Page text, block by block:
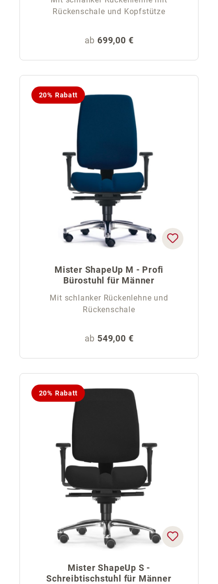
Rückenschale und Kopfstütze
Regulärer Preis:
ab 699,00 €
20% Rabatt
Mister ShapeUp M - Profi
Bürostuhl für Männer
Mit schlanker Rückenlehne und
Rückenschale
Regulärer Preis:
ab 549,00 €
20% Rabatt
Mister ShapeUp S -
Schreibtischstuhl für Männer